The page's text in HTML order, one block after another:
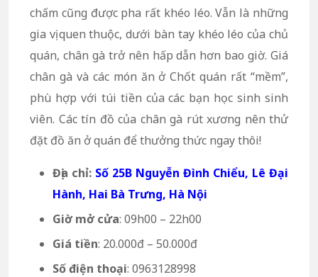
chấm cũng được pha rất khéo léo. Vẫn là những
gia vị quen thuộc, dưới bàn tay khéo léo của chủ
quán, chân gà trở nên hấp dẫn hơn bao giờ. Giá
chân gà và các món ăn ở Chốt quán rất “mềm”,
phù hợp với túi tiền của các bạn học sinh sinh
viên. Các tín đồ của chân gà rút xương nên thử
đặt đồ ăn ở quán để thưởng thức ngay thôi!
Địa chỉ: Số 25B Nguyễn Đình Chiểu, Lê Đại
Hành, Hai Bà Trưng, Hà Nội
Giờ mở cửa: 09h00 – 22h00
Giá tiền: 20.000đ – 50.000đ
Số điện thoại: 0963128998